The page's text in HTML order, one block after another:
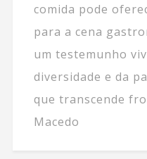
comida pode
para a cena
um testemunho
diversidade e da
que transcende
Macedo